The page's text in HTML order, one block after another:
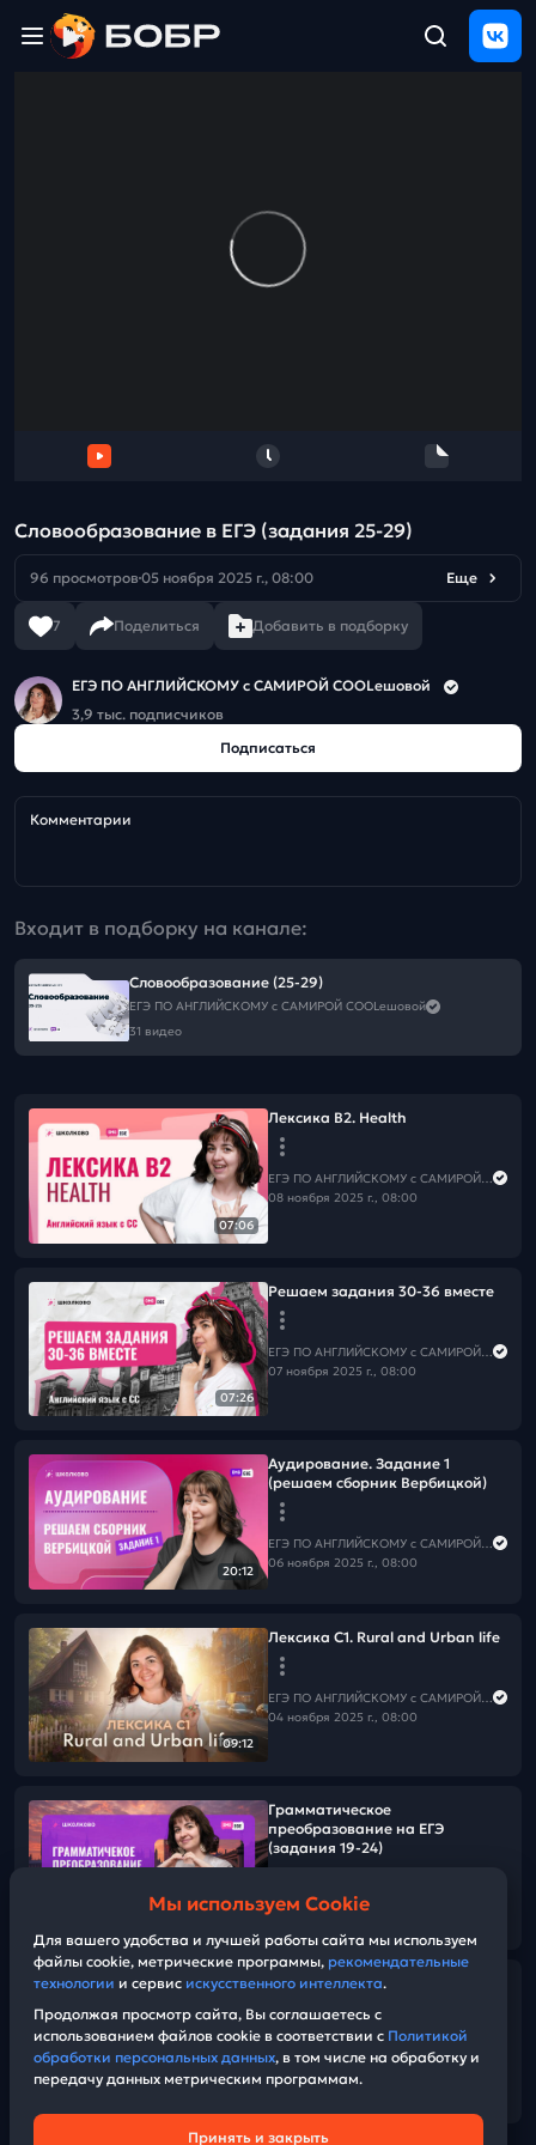
Словообразование в ЕГЭ (задания 25-29)
96 просмотров 05 ноября 2025 г., 08:00 Еще
7 Поделиться Добавить в подборку
ЕГЭ ПО АНГЛИЙСКОМУ с САМИРОЙ COOLешовой
3,9 тыс. подписчиков
Подписаться
Комментарии
Входит в подборку на канале:
Словообразование (25-29)
ЕГЭ ПО АНГЛИЙСКОМУ с САМИРОЙ COOLешовой
31 видео
07:06
Лексика В2. Health
ЕГЭ ПО АНГЛИЙСКОМУ с САМИРОЙ COOLешовой
08 ноября 2025 г., 08:00
07:26
Решаем задания 30-36 вместе
ЕГЭ ПО АНГЛИЙСКОМУ с САМИРОЙ COOLешовой
07 ноября 2025 г., 08:00
20:12
Аудирование. Задание 1
(решаем сборник Вербицкой)
ЕГЭ ПО АНГЛИЙСКОМУ с САМИРОЙ COOLешовой
06 ноября 2025 г., 08:00
09:12
Лексика С1. Rural and Urban life
ЕГЭ ПО АНГЛИЙСКОМУ с САМИРОЙ COOLешовой
04 ноября 2025 г., 08:00
04:48
Грамматическое
преобразование на ЕГЭ
(задания 19-24)
06:00
Я есть Я
02 ноября 2025 г., 12:00
Мы используем Cookie
Для вашего удобства и лучшей работы сайта мы используем
файлы cookie, метрические программы, рекомендательные
технологии и сервис искусственного интеллекта.
Продолжая просмотр сайта, Вы соглашаетесь с
использованием файлов cookie в соответствии с Политикой
обработки персональных данных, в том числе на обработку и
передачу данных метрическим программам.
Принять и закрыть